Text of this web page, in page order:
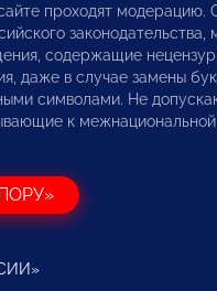
проходят модерацию.
законодательства,
содержащие
даже в случае замены
символами. Не
к